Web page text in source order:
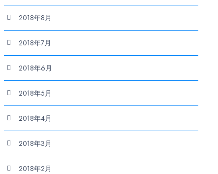
2018年8月
2018年7月
2018年6月
2018年5月
2018年4月
2018年3月
2018年2月